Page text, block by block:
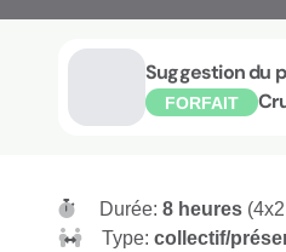
Suggestion du
FORFAIT
Durée: 8 heures
Type: collectif/